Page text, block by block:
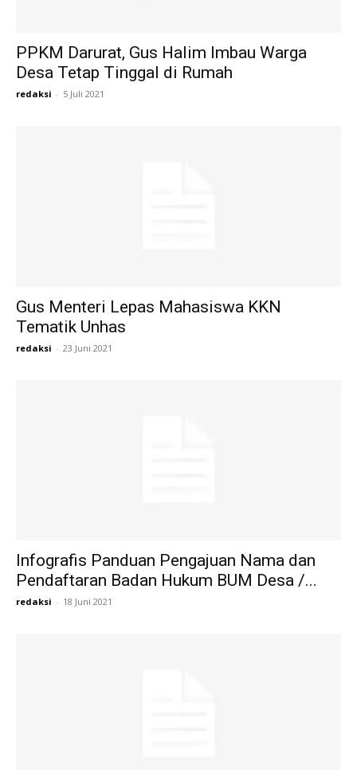
PPKM Darurat, Gus Halim Imbau Warga
Desa Tetap Tinggal di Rumah
redaksi - 5 Juli 2021
Gus Menteri Lepas Mahasiswa KKN
Tematik Unhas
redaksi - 23 Juni 2021
Infografis Panduan Pengajuan Nama dan
Pendaftaran Badan Hukum BUM Desa /...
redaksi - 18 Juni 2021